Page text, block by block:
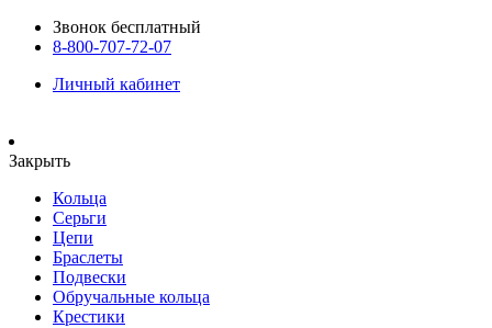
Звонок бесплатный
8-800-707-72-07
Личный кабинет
Закрыть
Кольца
Серьги
Цепи
Браслеты
Подвески
Обручальные кольца
Крестики